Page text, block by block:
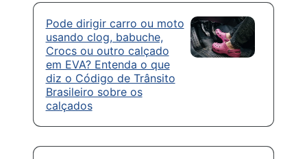
Pode dirigir carro ou moto
usando clog, babuche,
Crocs ou outro calçado
em EVA? Entenda o que
diz o Código de Trânsito
Brasileiro sobre os
calçados